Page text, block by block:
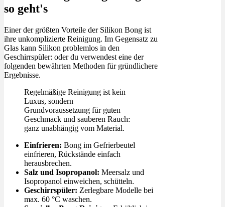
so geht's
Einer der größten Vorteile der Silikon Bong ist
ihre unkomplizierte Reinigung. Im Gegensatz zu
Glas kann Silikon problemlos in den
Geschirrspüler: oder du verwendest eine der
folgenden bewährten Methoden für gründlichere
Ergebnisse.
Regelmäßige Reinigung ist kein
Luxus, sondern
Grundvoraussetzung für guten
Geschmack und sauberen Rauch:
ganz unabhängig vom Material.
Einfrieren: Bong im Gefrierbeutel
einfrieren, Rückstände einfach
herausbrechen.
Salz und Isopropanol: Meersalz und
Isopropanol einweichen, schütteln.
Geschirrspüler: Zerlegbare Modelle bei
max. 60 °C waschen.